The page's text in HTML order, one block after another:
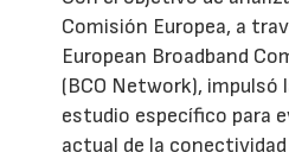
Comisión Europea, a
European Broadband
(BCO Network), impulsó
estudio específico para
actual de la